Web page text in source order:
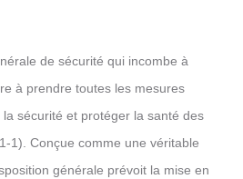
de sécurité qui incombe à
à prendre toutes les mesures
sécurité et protéger la santé des
1). Conçue comme une véritable
générale prévoit la mise en